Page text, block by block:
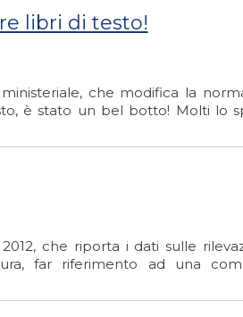
libri di testo!
che modifica la
è stato un bel botto! Molti lo
che riporta i dati sulle
far riferimento ad una